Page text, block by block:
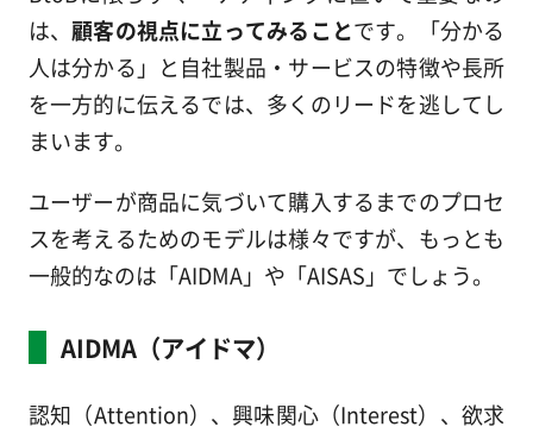
は、 顧客の視点に立ってみることです。「分かる
人は分かる」と自社製品・サービスの特徴や長所
を一方的に伝えるでは、多くのリードを逃してし
まいます。
ユーザーが商品に気づいて購入するまでのプロセ
スを考えるためのモデルは様々ですが、もっとも
一般的なのは「AIDMA」や「AISAS」でしょう。
AIDMA（アイドマ）
認知（Attention）、興味関心（Interest）、欲求